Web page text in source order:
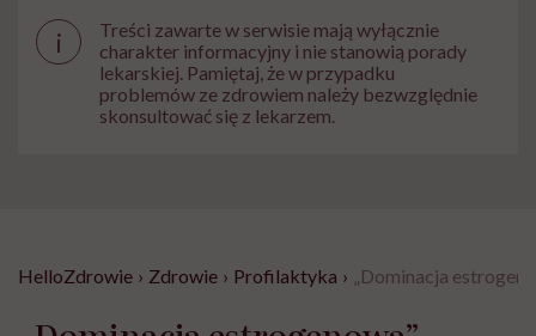
i
Treści zawarte w serwisie mają wyłącznie
charakter informacyjny i nie stanowią porady
lekarskiej. Pamiętaj, że w przypadku
problemów ze zdrowiem należy bezwzględnie
skonsultować się z lekarzem.
HelloZdrowie › Zdrowie › Profilaktyka › „Dominacja